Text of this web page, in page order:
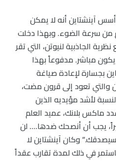
آينشتاين أنه لا يمكن
سرعة الضوء. وبهذا دخلت
الجاذبية لنيوتن، التي تقر
يكون مباشر. مدفوعاً بهذا
بجسارة لإعادة صياغة
والتي تعود إلى قرون مضت،
لأشد مؤيديه الذين
ماكس بلانك، عميد العلم
يجب أن أنصحك ضدها…. لن
وكان آينشتاين لا
في ذلك لمدة تقارب عقداً